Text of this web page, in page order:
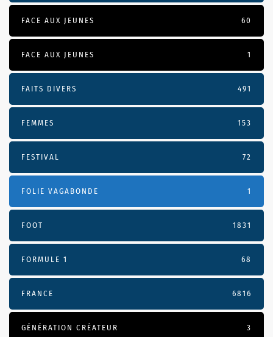
FACE AUX JEUNES 60
FACE AUX JEUNES 1
FAITS DIVERS 491
FEMMES 153
FESTIVAL 72
FOLIE VAGABONDE 1
FOOT 1831
FORMULE 1 68
FRANCE 6816
GÉNÉRATION CRÉATEUR 3